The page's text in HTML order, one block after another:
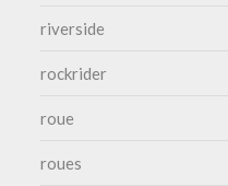
riverside
rockrider
roue
roues